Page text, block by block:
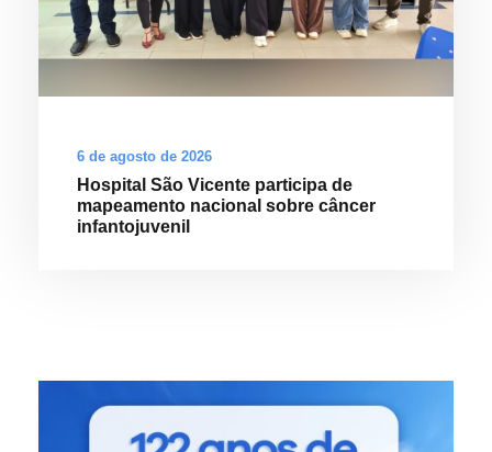
6 de agosto de 2026
Hospital São Vicente participa de
mapeamento nacional sobre câncer
infantojuvenil